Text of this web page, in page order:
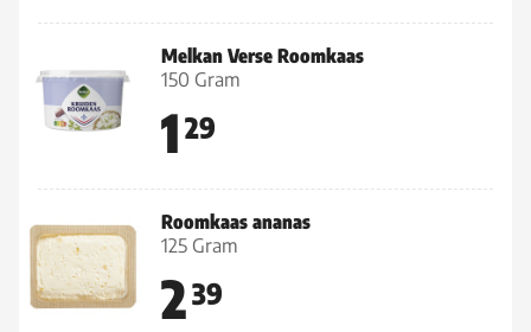
Melkan Verse Roomkaas
150 Gram
1 29
Roomkaas ananas
125 Gram
239